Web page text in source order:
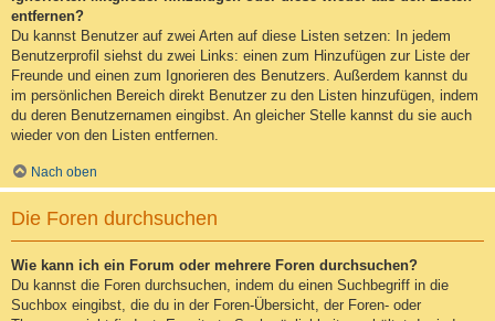
entfernen?
Du kannst Benutzer auf zwei Arten auf diese Listen setzen: In jedem
Benutzerprofil siehst du zwei Links: einen zum Hinzufügen zur Liste der
Freunde und einen zum Ignorieren des Benutzers. Außerdem kannst du
im persönlichen Bereich direkt Benutzer zu den Listen hinzufügen, indem
du deren Benutzernamen eingibst. An gleicher Stelle kannst du sie auch
wieder von den Listen entfernen.
Nach oben
Die Foren durchsuchen
Wie kann ich ein Forum oder mehrere Foren durchsuchen?
Du kannst die Foren durchsuchen, indem du einen Suchbegriff in die
Suchbox eingibst, die du in der Foren-Übersicht, der Foren- oder